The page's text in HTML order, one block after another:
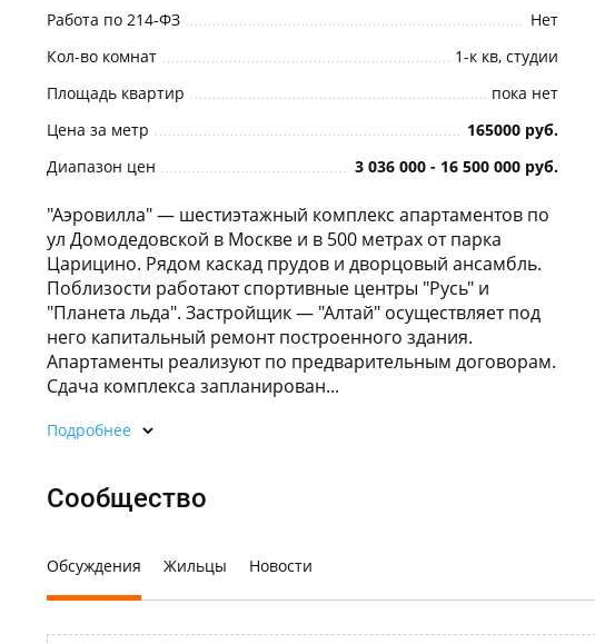
Работа по 214-ФЗ
Нет
Кол-во комнат
1-к кв, студии
Площадь квартир
пока нет
Цена за метр
165000 руб.
Диапазон цен
3 036 000 - 16 500 000 руб.
"Аэровилла" — шестиэтажный комплекс апартаментов по
ул Домодедовской в Москве и в 500 метрах от парка
Царицино. Рядом каскад прудов и дворцовый ансамбль.
Поблизости работают спортивные центры "Русь" и
"Планета льда". Застройщик — "Алтай" осуществляет под
него капитальный ремонт построенного здания.
Апартаменты реализуют по предварительным договорам.
Сдача комплекса запланирован...
Подробнее
Сообщество
Обсуждения Жильцы Новости